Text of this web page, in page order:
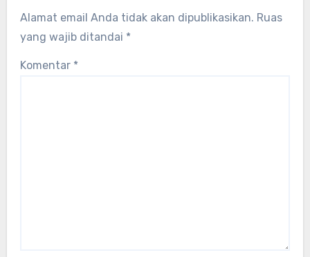
Alamat email Anda tidak akan dipublikasikan. Ruas
yang wajib ditandai *
Komentar *